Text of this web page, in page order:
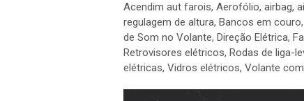
Acendim aut farois, Aerofólio, airbag,
regulagem de altura, Bancos em
de Som no Volante, Direção Elétrica,
Retrovisores elétricos, Rodas de liga-
elétricas, Vidros elétricos, Volante